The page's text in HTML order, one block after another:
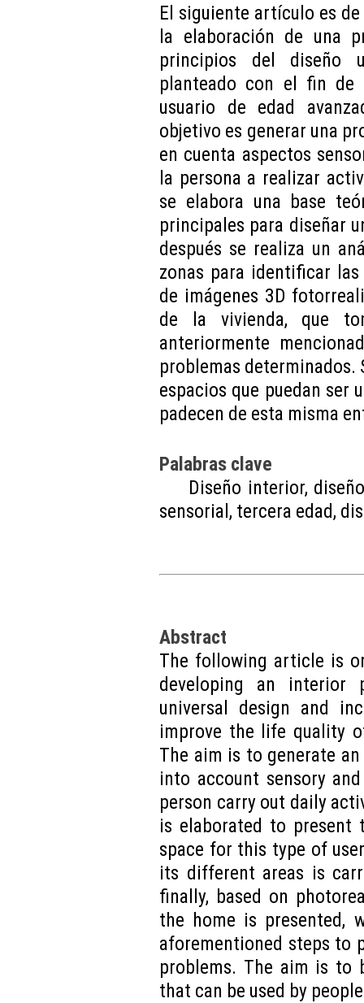
El siguiente artículo es
la elaboración de una
principios del diseño
planteado con el fin
usuario de edad
objetivo es generar una
en cuenta aspectos
la persona a realizar
se elabora una base
principales para diseñar
después se realiza un
zonas para identificar
de imágenes 3D
de la vivienda, que
anteriormente
problemas determinados.
espacios que puedan ser
padecen de esta misma
Palabras clave
Diseño interior,
sensorial, tercera edad,
Abstract
The following article is
developing an interior
universal design and
improve the life quality
The aim is to generate
into account sensory
person carry out daily
is elaborated to present
space for this type of
its different areas is
finally, based on
the home is presented,
aforementioned steps to
problems. The aim is to
that can be used by